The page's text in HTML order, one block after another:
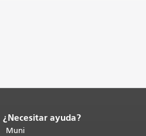
Fin del contenido de la página.
de esta página se repite en todas las
¿Necesitar ayuda?
Muni